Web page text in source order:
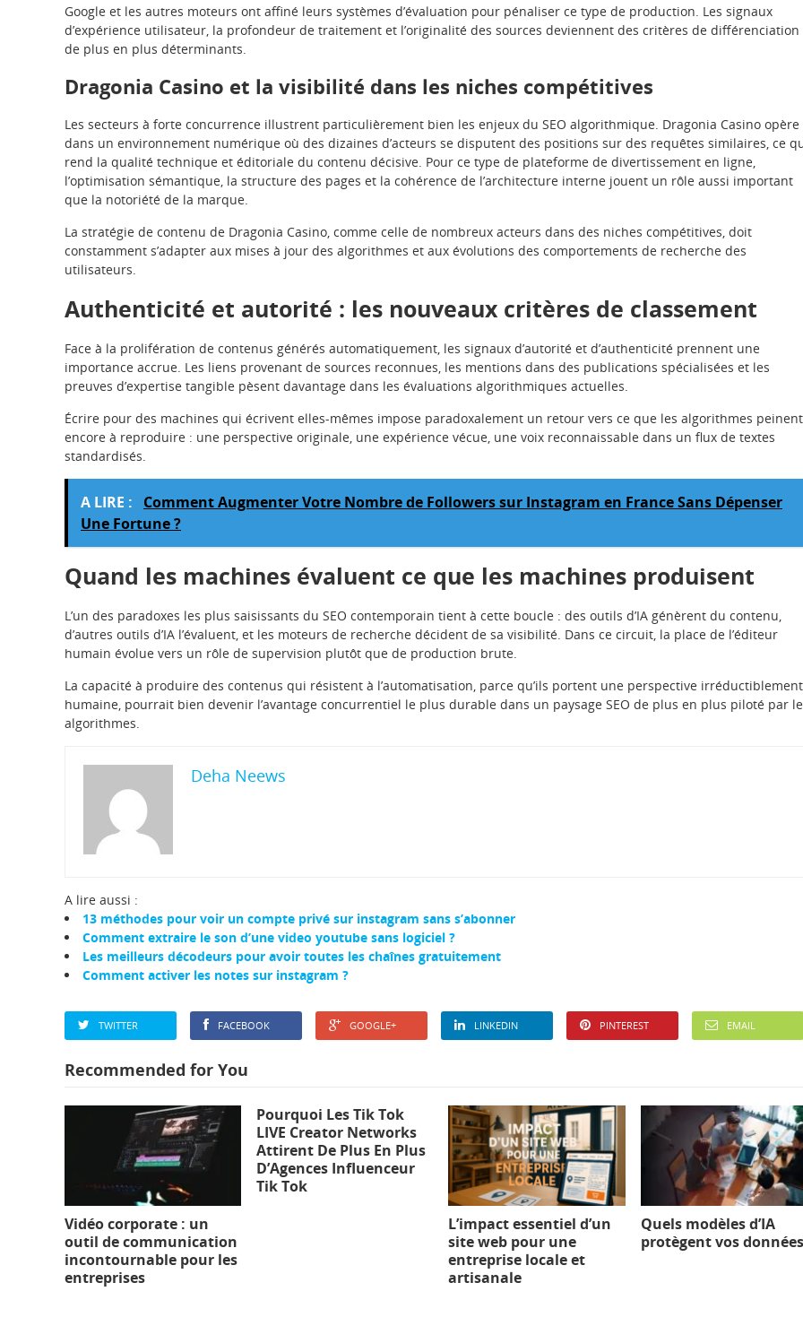
Google et les autres moteurs ont affiné leurs systèmes d’évaluation pour pénaliser ce type de production. Les signaux
d’expérience utilisateur, la profondeur de traitement et l’originalité des sources deviennent des critères de différenciation
de plus en plus déterminants.
Dragonia Casino et la visibilité dans les niches compétitives
Les secteurs à forte concurrence illustrent particulièrement bien les enjeux du SEO algorithmique. Dragonia Casino opère
dans un environnement numérique où des dizaines d’acteurs se disputent des positions sur des requêtes similaires, ce
rend la qualité technique et éditoriale du contenu décisive. Pour ce type de plateforme de divertissement en ligne,
l’optimisation sémantique, la structure des pages et la cohérence de l’architecture interne jouent un rôle aussi important
que la notoriété de la marque.
La stratégie de contenu de Dragonia Casino, comme celle de nombreux acteurs dans des niches compétitives, doit
constamment s’adapter aux mises à jour des algorithmes et aux évolutions des comportements de recherche des
utilisateurs.
Authenticité et autorité : les nouveaux critères de classement
Face à la prolifération de contenus générés automatiquement, les signaux d’autorité et d’authenticité prennent une
importance accrue. Les liens provenant de sources reconnues, les mentions dans des publications spécialisées et les
preuves d’expertise tangible pèsent davantage dans les évaluations algorithmiques actuelles.
Écrire pour des machines qui écrivent elles-mêmes impose paradoxalement un retour vers ce que les algorithmes peinent
encore à reproduire : une perspective originale, une expérience vécue, une voix reconnaissable dans un flux de textes
standardisés.
A LIRE :
Comment Augmenter Votre Nombre de Followers sur Instagram en France Sans Dépenser
Une Fortune ?
Quand les machines évaluent ce que les machines produisent
L’un des paradoxes les plus saisissants du SEO contemporain tient à cette boucle : des outils d’IA génèrent du contenu,
d’autres outils d’IA l’évaluent, et les moteurs de recherche décident de sa visibilité. Dans ce circuit, la place de l’éditeur
humain évolue vers un rôle de supervision plutôt que de production brute.
La capacité à produire des contenus qui résistent à l’automatisation, parce qu’ils portent une perspective irréductiblement
humaine, pourrait bien devenir l’avantage concurrentiel le plus durable dans un paysage SEO de plus en plus piloté par
algorithmes.
Deha Neews
A lire aussi :
13 méthodes pour voir un compte privé sur instagram sans s’abonner
Comment extraire le son d’une video youtube sans logiciel ?
Les meilleurs décodeurs pour avoir toutes les chaînes gratuitement
Comment activer les notes sur instagram ?
TWITTER FACEBOOK GOOGLE+ LINKEDIN PINTEREST EMAIL
Recommended for You
Vidéo corporate : un
outil de communication
incontournable pour les
entreprises
Pourquoi Les Tik Tok
LIVE Creator Networks
Attirent De Plus En Plus
D’Agences Influenceur
Tik Tok
L’impact essentiel d’un
site web pour une
entreprise locale et
artisanale
Quels modèles d’IA
protègent vos